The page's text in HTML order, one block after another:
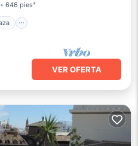
646 pies²
VER OFERTA